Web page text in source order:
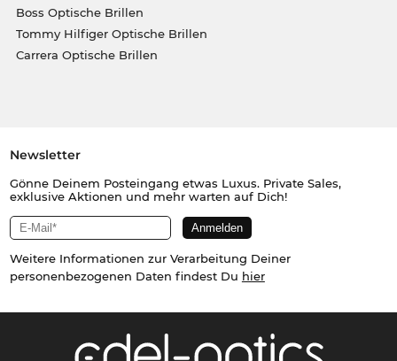
Boss Optische Brillen
Tommy Hilfiger Optische Brillen
Carrera Optische Brillen
Newsletter
Gönne Deinem Posteingang etwas Luxus. Private Sales,
exklusive Aktionen und mehr warten auf Dich!
Weitere Informationen zur Verarbeitung Deiner
personenbezogenen Daten findest Du hier